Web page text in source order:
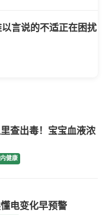
言说的不适正在困扰
查出毒！宝宝血液浓
内健康
电变化早预警